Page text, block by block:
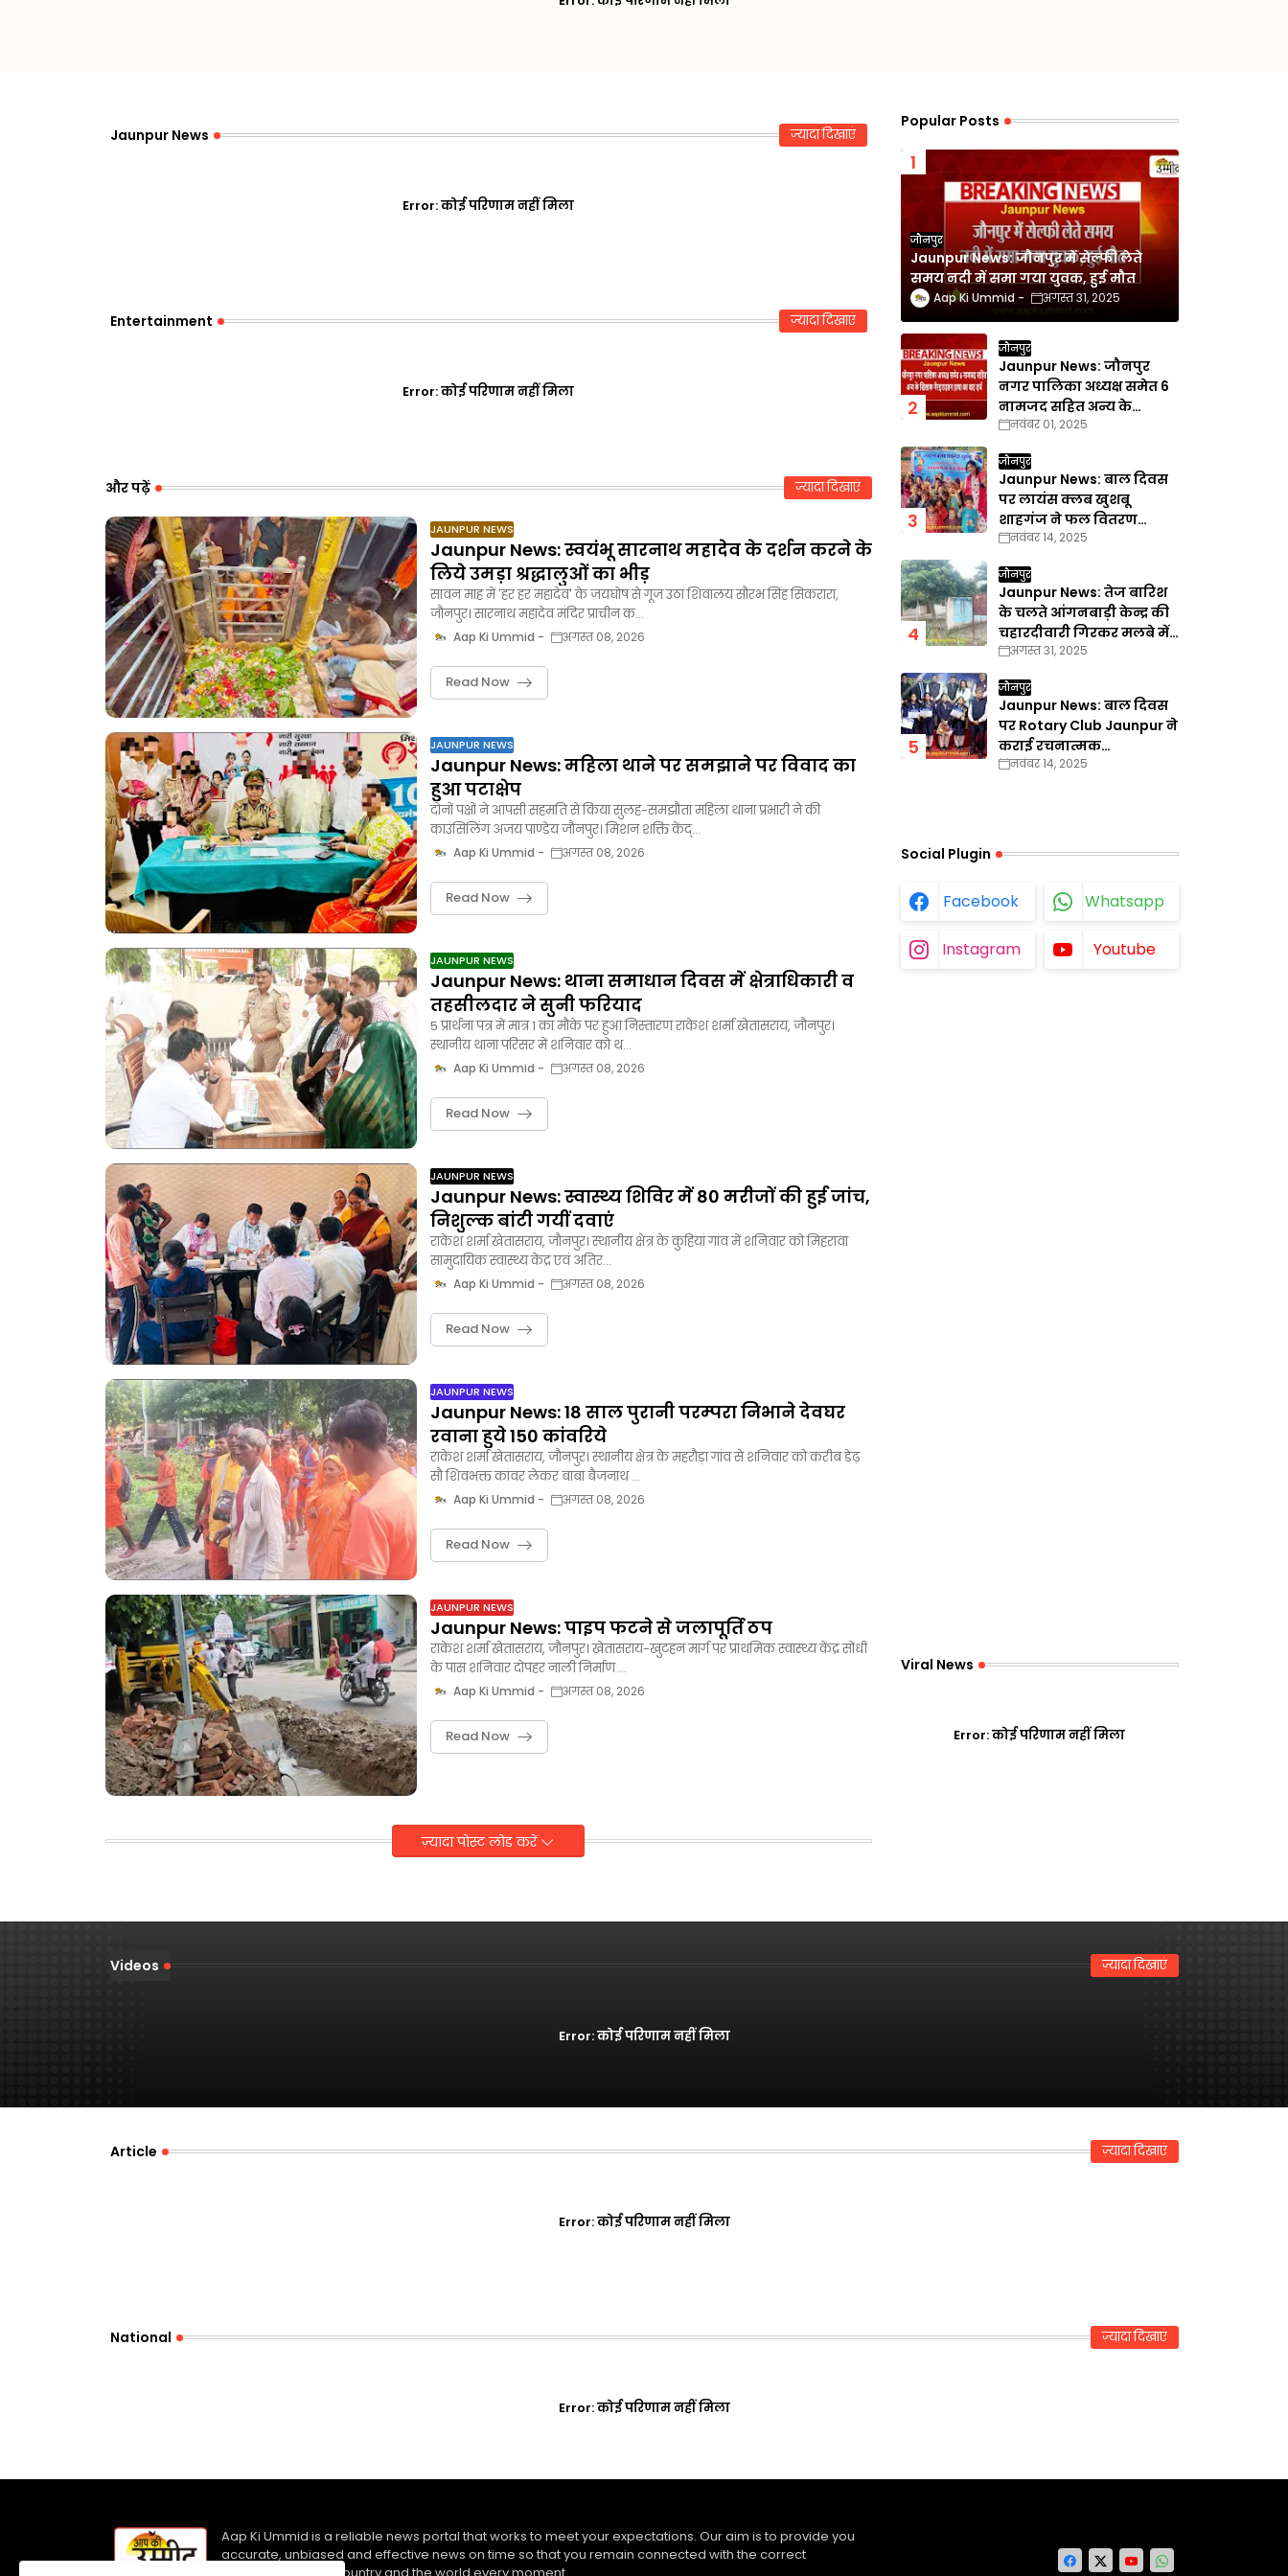
Jaunpur News ज़्यादा दिखाएं
Error:कोई परिणाम नहीं मिला
Entertainment ज़्यादा दिखाएं
Error:कोई परिणाम नहीं मिला
और पढ़ें ज़्यादा दिखाएं
JAUNPUR NEWS
Jaunpur News: स्वयंभू सारनाथ महादेव के दर्शन करने के
लिये उमड़ा श्रद्धालुओं का भीड़
सावन माह में 'हर हर महादेव' के जयघोष से गूज उठा शिवालय सौरभ सिंह सिकरारा,
जौनपुर। सारनाथ महादेव मंदिर प्राचीन क…
Aap Ki Ummid अगस्त 08, 2026
Read Now
JAUNPUR NEWS
Jaunpur News: महिला थाने पर समझाने पर विवाद का
हुआ पटाक्षेप
दोनों पक्षों ने आपसी सहमति से किया सुलह-समझौता महिला थाना प्रभारी ने की
काउंसिलिंग अजय पाण्डेय जौनपुर। मिशन शक्ति केंद्…
Aap Ki Ummid अगस्त 08, 2026
Read Now
JAUNPUR NEWS
Jaunpur News: थाना समाधान दिवस में क्षेत्राधिकारी व
तहसीलदार ने सुनी फरियाद
5 प्रार्थना पत्र में मात्र 1 का मौके पर हुआ निस्तारण राकेश शर्मा खेतासराय, जौनपुर।
स्थानीय थाना परिसर में शनिवार को थ…
Aap Ki Ummid अगस्त 08, 2026
Read Now
JAUNPUR NEWS
Jaunpur News: स्वास्थ्य शिविर में 80 मरीजों की हुई जांच,
निशुल्क बांटी गयीं दवाएं
राकेश शर्मा खेतासराय, जौनपुर। स्थानीय क्षेत्र के कुहियां गांव में शनिवार को मिहरावा
सामुदायिक स्वास्थ्य केंद्र एवं अतिर…
Aap Ki Ummid अगस्त 08, 2026
Read Now
JAUNPUR NEWS
Jaunpur News: 18 साल पुरानी परम्परा निभाने देवघर
रवाना हुये 150 कांवरिये
राकेश शर्मा खेतासराय, जौनपुर। स्थानीय क्षेत्र के महरौड़ा गांव से शनिवार को करीब डेढ़
सौ शिवभक्त कांवर लेकर बाबा बैजनाथ …
Aap Ki Ummid अगस्त 08, 2026
Read Now
JAUNPUR NEWS
Jaunpur News: पाइप फटने से जलापूर्ति ठप
राकेश शर्मा खेतासराय, जौनपुर। खेतासराय-खुटहन मार्ग पर प्राथमिक स्वास्थ्य केंद्र सोंधी
के पास शनिवार दोपहर नाली निर्माण …
Aap Ki Ummid अगस्त 08, 2026
Read Now
ज़्यादा पोस्ट लोड करें
Popular Posts
जौनपुर
Jaunpur News: जौनपुर में सेल्फी लेते
समय नदी में समा गया युवक, हुई मौत
Aap Ki Ummid अगस्त 31, 2025
जौनपुर
Jaunpur News: जौनपुर
नगर पालिका अध्यक्ष समेत 6
नामजद सहित अन्य के
खिलाफ गैरइरादतन हत्या का
नवंबर 01, 2025
जौनपुर
Jaunpur News: बाल दिवस
पर लायंस क्लब खुशबू
शाहगंज ने फल वितरण
कार्यक्रम का किया आयोजन
नवंबर 14, 2025
जौनपुर
Jaunpur News: तेज बारिश
के चलते आंगनबाड़ी केन्द्र की
चहारदीवारी गिरकर मलबे में
तब्दील
अगस्त 31, 2025
जौनपुर
Jaunpur News: बाल दिवस
पर Rotary Club Jaunpur ने
कराई रचनात्मक
प्रतियोगिताएँ
नवंबर 14, 2025
Social Plugin
Facebook Whatsapp
Instagram Youtube
Viral News
Error:कोई परिणाम नहीं मिला
Videos ज़्यादा दिखाएं
Error:कोई परिणाम नहीं मिला
Article ज़्यादा दिखाएं
Error:कोई परिणाम नहीं मिला
National ज़्यादा दिखाएं
Error:कोई परिणाम नहीं मिला
Aap Ki Ummid is a reliable news portal that works to meet your expectations. Our aim is to provide you
accurate, unbiased and effective news on time so that you remain connected with the correct